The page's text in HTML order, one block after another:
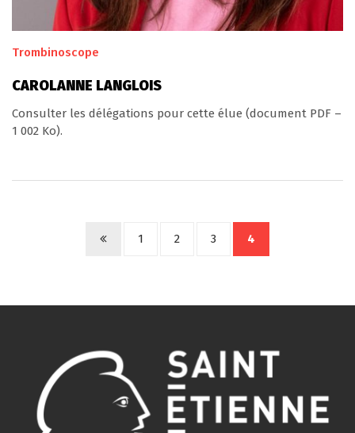
Trombinoscope
CAROLANNE LANGLOIS
Consulter les délégations pour cette élue (document PDF –
1 002 Ko).
1 2 3 4